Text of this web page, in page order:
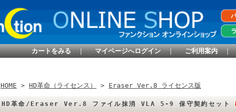
カートをみる ｜ マイページへログイン ｜ ご利用案内 ｜
HOME > HD革命（ライセンス） > Eraser Ver.8 ライセンス版
HD革命/Eraser Ver.8 ファイル抹消 VLA 5-9 保守契約セット